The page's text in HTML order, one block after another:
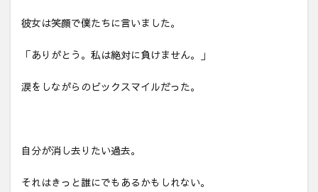
彼女は笑顔で僕たちに言いました。
「ありがとう。私は絶対に負けません。」
涙をしながらのビックスマイルだった。
自分が消し去りたい過去。
それはきっと誰にでもあるかもしれない。